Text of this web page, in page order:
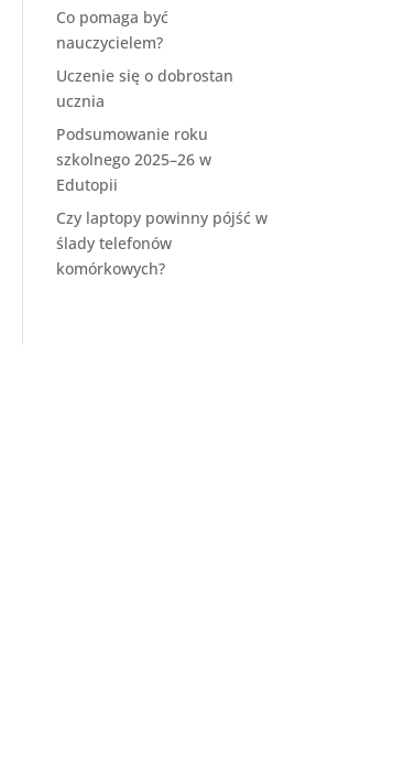
Co pomaga być
nauczycielem?
Uczenie się o dobrostan
ucznia
Podsumowanie roku
szkolnego 2025–26 w
Edutopii
Czy laptopy powinny pójść w
ślady telefonów
komórkowych?